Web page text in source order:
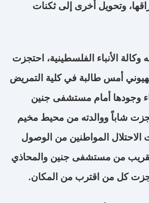
وتحويل أخرى إلى ثكنات
الأنباء الفلسطينية، احتجزت
أمس طالبة في كلية التمريض
وجودها أمام مستشفى جنين
شاباً ووالدته من محيط مخيم
المواطنين من الوصول
من مستشفى جنين والمحاذي
كل من اقترب من المكان.